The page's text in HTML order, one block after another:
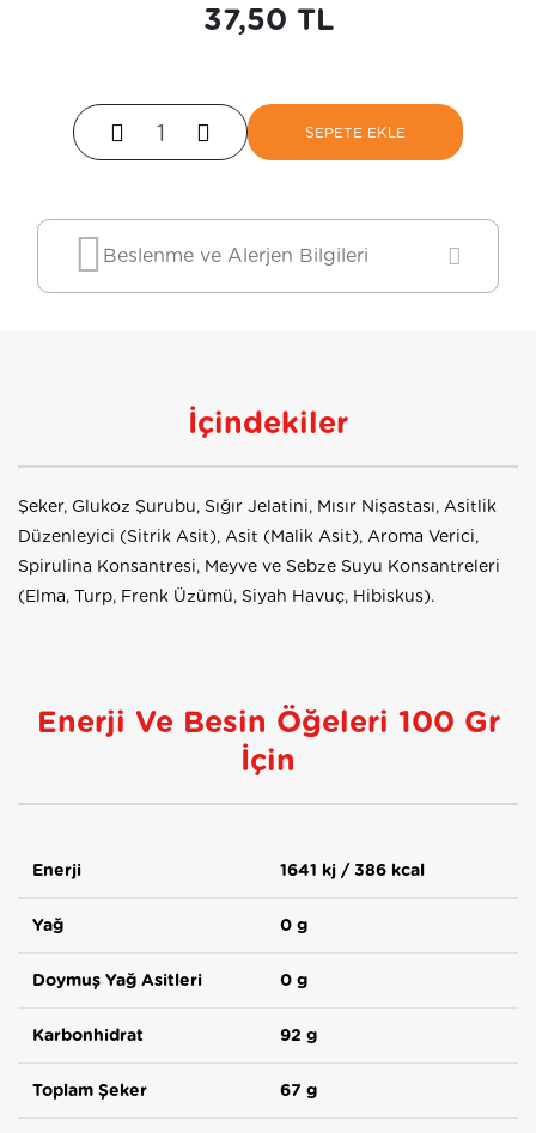
37,50 TL
SEPETE EKLE
Beslenme ve Alerjen Bilgileri
İçindekiler
Şeker, Glukoz Şurubu, Sığır Jelatini, Mısır Nişastası, Asitlik
Düzenleyici (Sitrik Asit), Asit (Malik Asit), Aroma Verici,
Spirulina Konsantresi, Meyve ve Sebze Suyu Konsantreleri
(Elma, Turp, Frenk Üzümü, Siyah Havuç, Hibiskus).
Enerji Ve Besin Öğeleri 100 Gr
İçin
Enerji 1641 kj / 386 kcal
Yağ 0 g
Doymuş Yağ Asitleri 0 g
Karbonhidrat 92 g
Toplam Şeker 67 g